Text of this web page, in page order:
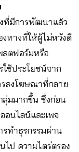
ที่มีการพัฒนาแล้ว
ทางที่ให้ผู้ไม่หวังดี
ลตฟอร์มหรือ
ช้ประโยชน์จาก
รลงโฆษณาที่กลาย
ลุ่มมากขึ้น ซึ่งก่อน
นไลน์และเพจ
ทำธุรกรรมผ่าน
ป ความไตร่ตรอง